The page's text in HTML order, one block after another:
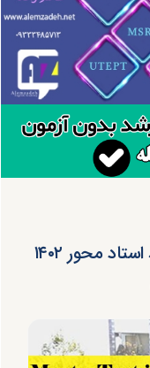
فراخوان پذیرش کارشناسی ارشد استاد محور ۱۴۰۲